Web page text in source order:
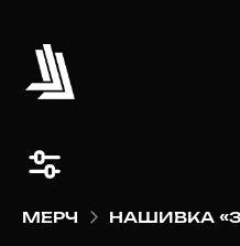
МЕРЧ НАШИВКА